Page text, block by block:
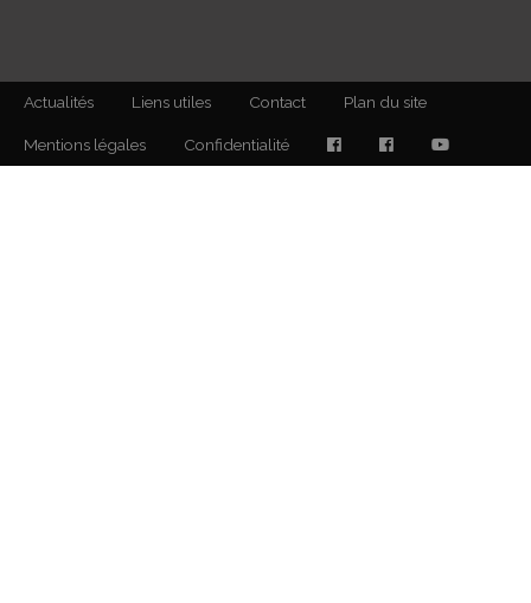
Actualités Liens utiles Contact Plan du site
Mentions légales Confidentialité